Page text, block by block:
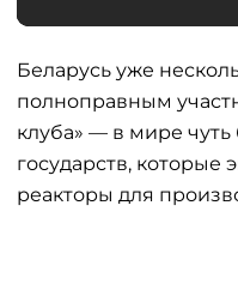
Беларусь уже
полноправным
клуба» — в мире чуть
государств, которые
реакторы для